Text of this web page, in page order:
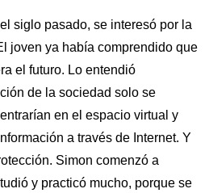
siglo pasado, se interesó por la
joven ya había comprendido que
el futuro. Lo entendió
de la sociedad solo se
en el espacio virtual y
a través de Internet. Y
Simon comenzó a
y practicó mucho, porque se